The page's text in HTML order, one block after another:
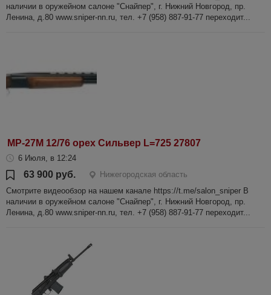
наличии в оружейном салоне "Снайпер", г. Нижний Новгород, пр.
Ленина, д.80 www.sniper-nn.ru, тел. +7 (958) 887-91-77 переходит...
МР-27М 12/76 орех Сильвер L=725 27807
6 Июля, в 12:24
63 900 руб.
Нижегородская область
Смотрите видеообзор на нашем канале https://t.me/salon_sniper В
наличии в оружейном салоне "Снайпер", г. Нижний Новгород, пр.
Ленина, д.80 www.sniper-nn.ru, тел. +7 (958) 887-91-77 переходит...